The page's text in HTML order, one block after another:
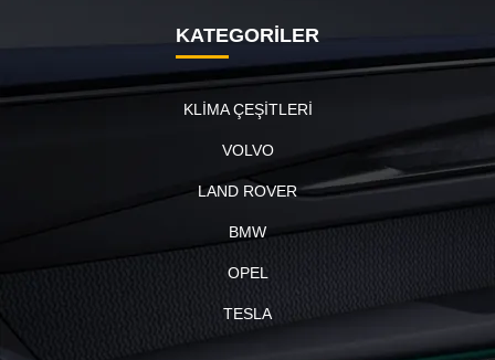
KATEGORİLER
KLİMA ÇEŞİTLERİ
VOLVO
LAND ROVER
BMW
OPEL
TESLA